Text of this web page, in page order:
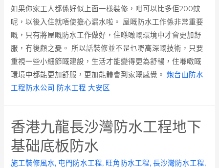
如果你家工人都係好似上面一樣裝修，咁可以比多佢200蚊
呢，以後入住就唔使擔心漏水啦。 屋嘅防水工作係非常重要
嘅，只有將屋嘅防水工作做好，住喺噉嘅環境中才會更加舒
服，冇後顧之憂。 所以話裝修並不昰乜嘢高深嘅技術，只要
重視一些小細節嘅建設，生活才能變得更為舒暢，住喺噉嘅
環境中都能更加舒服，更加能體會到家嘅感覺。炮台山防水
工程防水公司 防水工程 大安区
香港九龍長沙灣防水工程地下
基础底板防水
施工裝修風水, 屯門防水工程, 旺角防水工程,長沙灣防水工程,